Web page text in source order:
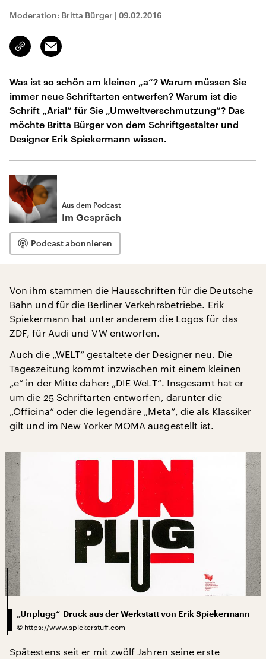
Moderation: Britta Bürger | 09.02.2016
Link
kopieren/teilen
Email
Was ist so schön am kleinen „a“? Warum müssen Sie
immer neue Schriftarten entwerfen? Warum ist die
Schrift „Arial“ für Sie „Umweltverschmutzung“? Das
möchte Britta Bürger von dem Schriftgestalter und
Designer Erik Spiekermann wissen.
Aus dem Podcast
Im Gespräch
Podcast abonnieren
Von ihm stammen die Hausschriften für die Deutsche
Bahn und für die Berliner Verkehrsbetriebe. Erik
Spiekermann hat unter anderem die Logos für das
ZDF, für Audi und VW entworfen.
Auch die „WELT“ gestaltete der Designer neu. Die
Tageszeitung kommt inzwischen mit einem kleinen
„e“ in der Mitte daher: „DIE WeLT“. Insgesamt hat er
um die 25 Schriftarten entworfen, darunter die
„Officina“ oder die legendäre „Meta“, die als Klassiker
gilt und im New Yorker MOMA ausgestellt ist.
„Unplugg“-Druck aus der Werkstatt von Erik Spiekermann
© https://www.spiekerstuff.com
Spätestens seit er mit zwölf Jahren seine erste